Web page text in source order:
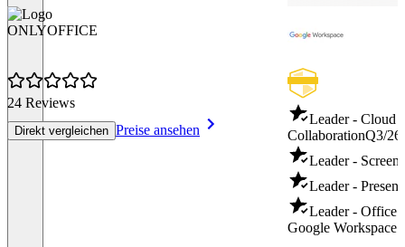
ONLYOFFICE
24 Reviews
Direkt vergleichen Preise ansehen
Leader - Cloud
CollaborationQ3/26
Leader - Screen
Leader -
Leader - Office
Google Workspace